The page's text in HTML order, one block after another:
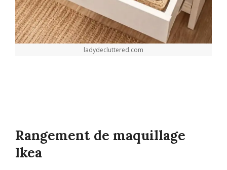
ladydecluttered.com
Rangement de maquillage
Ikea